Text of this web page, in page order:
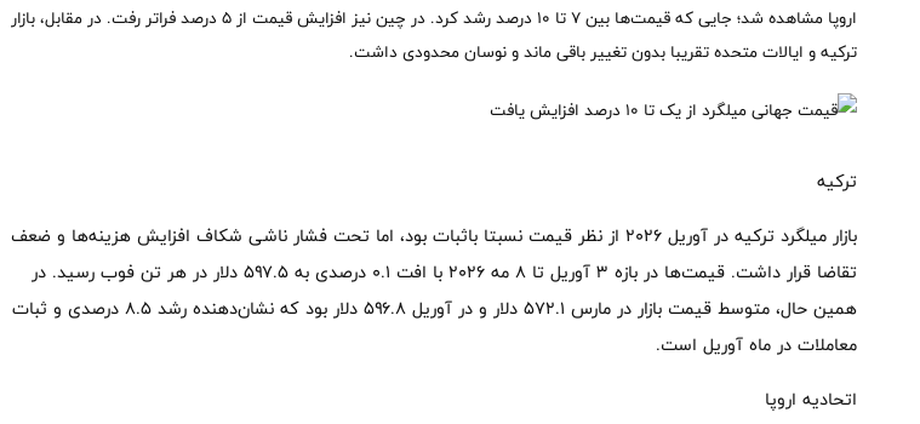
اروپا مشاهده شد؛ جایی که قیمت‌ها بین ۷ تا ۱۰ درصد رشد کرد. در چین نیز افزایش قیمت از ۵ درصد فراتر رفت. در مقابل، بازار
ترکیه و ایالات متحده تقریبا بدون تغییر باقی ماند و نوسان محدودی داشت.
ترکیه
بازار میلگرد ترکیه در آوریل ۲۰۲۶ از نظر قیمت نسبتا باثبات بود، اما تحت فشار ناشی شکاف افزایش هزینه‌ها و ضعف
تقاضا قرار داشت. قیمت‌ها در بازه ۳ آوریل تا ۸ مه ۲۰۲۶ با افت ۰.۱ درصدی به ۵۹۷.۵ دلار در هر تن فوب رسید. در
همین حال، متوسط قیمت بازار در مارس ۵۷۲.۱ دلار و در آوریل ۵۹۶.۸ دلار بود که نشان‌دهنده رشد ۸.۵ درصدی و ثبات
معاملات در ماه آوریل است.
اتحادیه اروپا